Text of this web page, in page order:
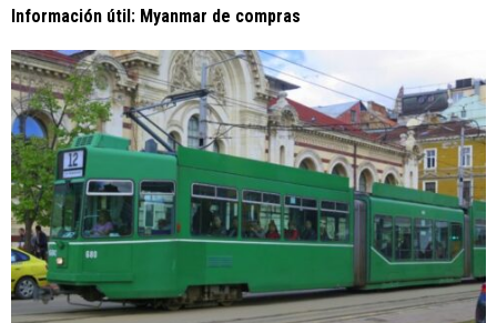
Información útil: Myanmar de compras